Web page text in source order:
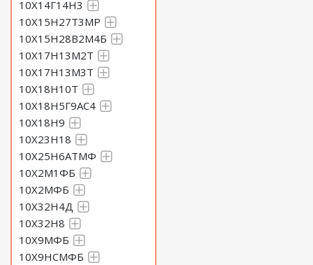
10Х14Г14Н3
10Х15Н27Т3МР
10Х15Н28В2М4Б
10Х17Н13М2Т
10Х17Н13М3Т
10Х18Н10Т
10Х18Н5Г9АС4
10Х18Н9
10Х23Н18
10Х25Н6АТМФ
10Х2М1ФБ
10Х2МФБ
10Х32Н4Д
10Х32Н8
10Х9МФБ
10Х9НСМФБ